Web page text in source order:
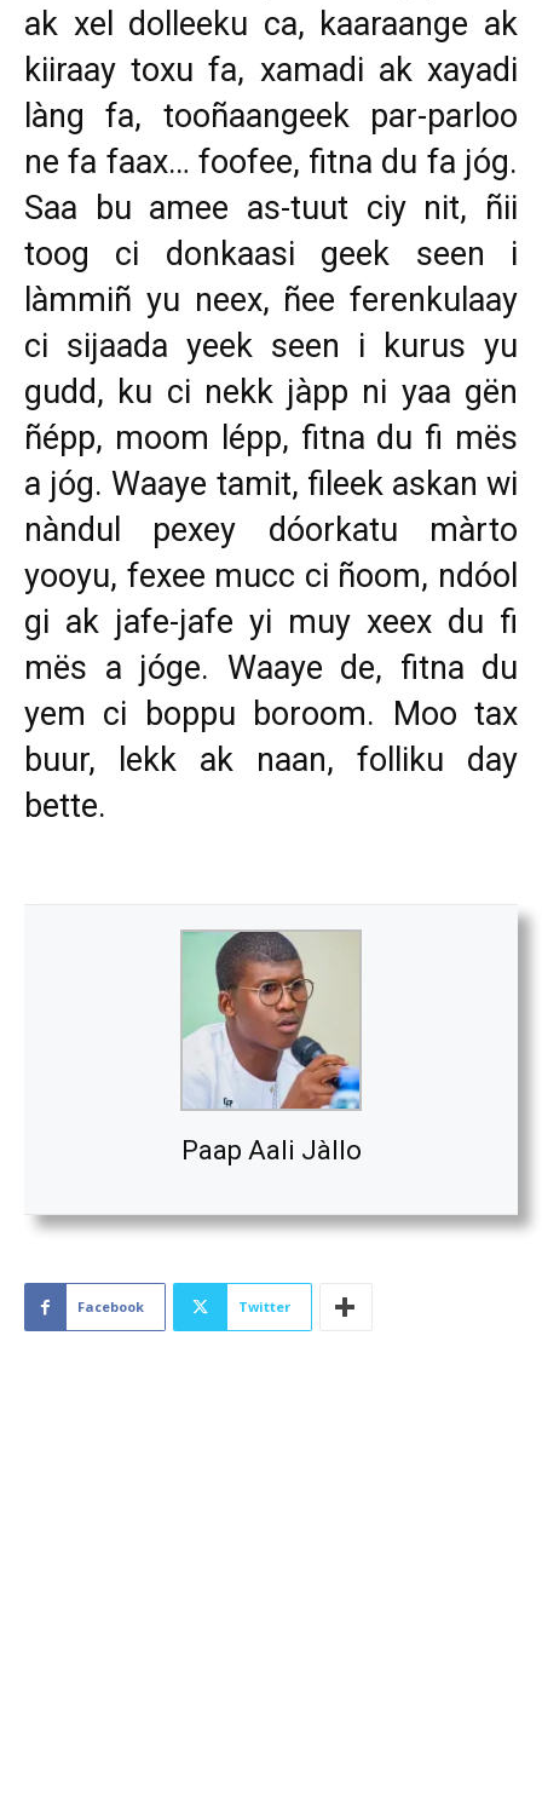
ak xel dolleeku ca, kaaraange ak
kiiraay toxu fa, xamadi ak xayadi
làng fa, tooñaangeek par-parloo
ne fa faax… foofee, fitna du fa jóg.
Saa bu amee as-tuut ciy nit, ñii
toog ci donkaasi geek seen i
làmmiñ yu neex, ñee ferenkulaay
ci sijaada yeek seen i kurus yu
gudd, ku ci nekk jàpp ni yaa gën
ñépp, moom lépp, fitna du fi mës
a jóg. Waaye tamit, fileek askan wi
nàndul pexey dóorkatu màrto
yooyu, fexee mucc ci ñoom, ndóol
gi ak jafe-jafe yi muy xeex du fi
mës a jóge. Waaye de, fitna du
yem ci boppu boroom. Moo tax
buur, lekk ak naan, folliku day
bette.
Paap Aali Jàllo
Facebook Twitter